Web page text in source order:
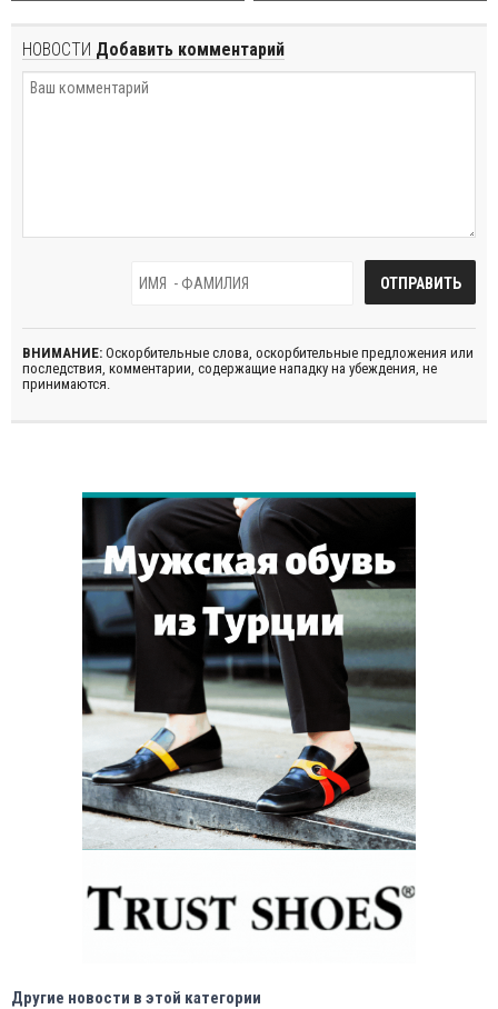
НОВОСТИ Добавить комментарий
ВНИМАНИЕ: Оскорбительные слова, оскорбительные предложения или
последствия, комментарии, содержащие нападку на убеждения, не
принимаются.
Другие новости в этой категории